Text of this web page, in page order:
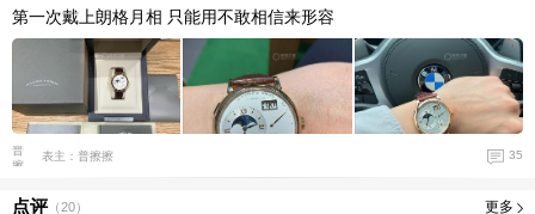
第一次戴上朗格月相 只能用不敢相信来形容
表主：普擦擦 35
点评（20） 更多